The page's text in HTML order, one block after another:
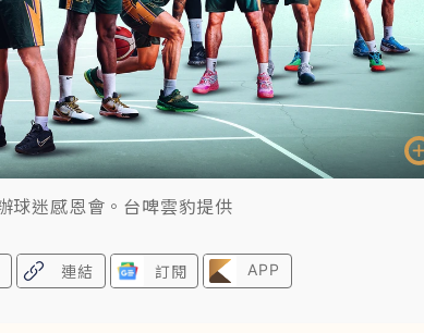
球迷感恩會。台啤雲豹提供
連結 訂閱 APP